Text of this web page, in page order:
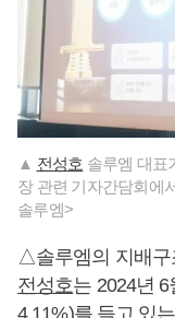
▲ 전성호 솔루엠 대표
장 관련 기자간담회에
솔루엠>
△솔루엠의 지배구
전성호는 2024년
4.11%)를 들고 있